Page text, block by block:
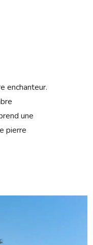
enchanteur.
une
pierre